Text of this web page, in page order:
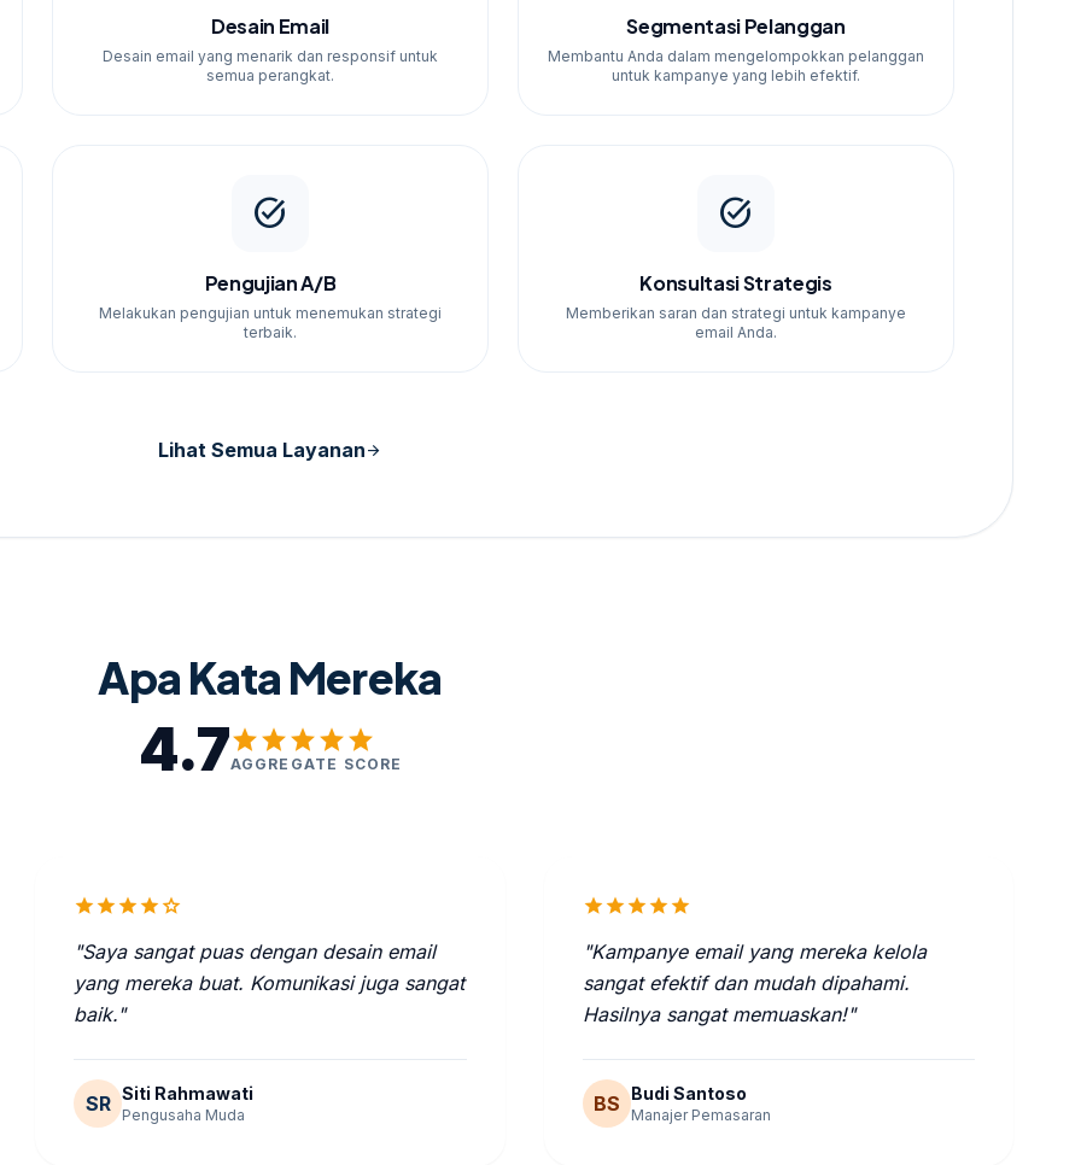
Desain Email
Desain email yang menarik dan responsif untuk
semua perangkat.
Segmentasi Pelanggan
Membantu Anda dalam mengelompokkan pelanggan
untuk kampanye yang lebih efektif.
task_alt
Pengujian A/B
Melakukan pengujian untuk menemukan strategi
terbaik.
task_alt
Konsultasi Strategis
Memberikan saran dan strategi untuk kampanye
email Anda.
Lihat Semua Layananarrow_forward
Apa Kata Mereka
4.7starstarstarstarstar
AGGREGATE SCORE
starstarstarstarstar
"Saya sangat puas dengan desain email
yang mereka buat. Komunikasi juga sangat
baik."
SR Siti Rahmawati
Pengusaha Muda
starstarstarstarstar
"Kampanye email yang mereka kelola
sangat efektif dan mudah dipahami.
Hasilnya sangat memuaskan!"
BS Budi Santoso
Manajer Pemasaran